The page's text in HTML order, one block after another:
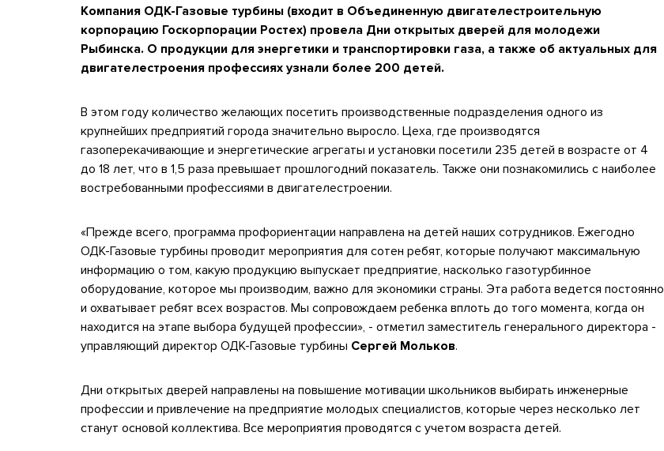
Компания ОДК-Газовые турбины (входит в Объединенную двигателестроительную
корпорацию Госкорпорации Ростех) провела Дни открытых дверей для молодежи
Рыбинска. О продукции для энергетики и транспортировки газа, а также об актуальных для
двигателестроения профессиях узнали более 200 детей.
В этом году количество желающих посетить производственные подразделения одного из
крупнейших предприятий города значительно выросло. Цеха, где производятся
газоперекачивающие и энергетические агрегаты и установки посетили 235 детей в возрасте от 4
до 18 лет, что в 1,5 раза превышает прошлогодний показатель. Также они познакомились с наиболее
востребованными профессиями в двигателестроении.
«Прежде всего, программа профориентации направлена на детей наших сотрудников. Ежегодно
ОДК-Газовые турбины проводит мероприятия для сотен ребят, которые получают максимальную
информацию о том, какую продукцию выпускает предприятие, насколько газотурбинное
оборудование, которое мы производим, важно для экономики страны. Эта работа ведется постоянно
и охватывает ребят всех возрастов. Мы сопровождаем ребенка вплоть до того момента, когда он
находится на этапе выбора будущей профессии», - отметил заместитель генерального директора -
управляющий директор ОДК-Газовые турбины Сергей Мольков.
Дни открытых дверей направлены на повышение мотивации школьников выбирать инженерные
профессии и привлечение на предприятие молодых специалистов, которые через несколько лет
станут основой коллектива. Все мероприятия проводятся с учетом возраста детей.